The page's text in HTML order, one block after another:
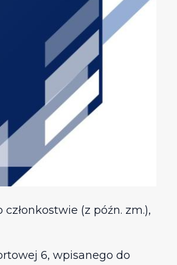
(z późn. zm.),
6, wpisanego do